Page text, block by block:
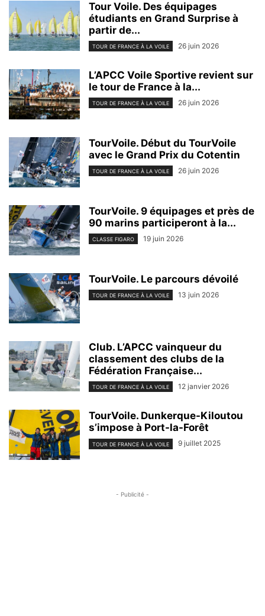
Tour Voile. Des équipages
étudiants en Grand Surprise à
partir de...
TOUR DE FRANCE À LA VOILE 26 juin 2026
L’APCC Voile Sportive revient sur
le tour de France à la...
TOUR DE FRANCE À LA VOILE 26 juin 2026
TourVoile. Début du TourVoile
avec le Grand Prix du Cotentin
TOUR DE FRANCE À LA VOILE 26 juin 2026
TourVoile. 9 équipages et près de
90 marins participeront à la...
CLASSE FIGARO 19 juin 2026
TourVoile. Le parcours dévoilé
TOUR DE FRANCE À LA VOILE 13 juin 2026
Club. L’APCC vainqueur du
classement des clubs de la
Fédération Française...
TOUR DE FRANCE À LA VOILE 12 janvier 2026
TourVoile. Dunkerque-Kiloutou
s’impose à Port-la-Forêt
TOUR DE FRANCE À LA VOILE 9 juillet 2025
- Publicité -